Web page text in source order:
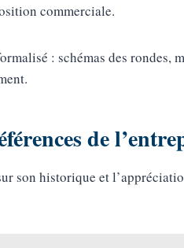
commerciale.
: schémas des rondes,
de
son historique et